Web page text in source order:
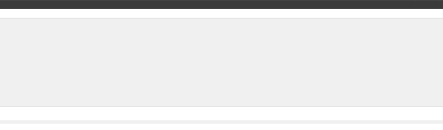
حقيقة خلاف معتمد جمال وعبد الناصر محمد فى الزمالك بسبب المباريات الودية
حمزة عبد الكريم ينتظر يومًا استثنائيًا بعد استمراره مع فريق برشلونة الأول